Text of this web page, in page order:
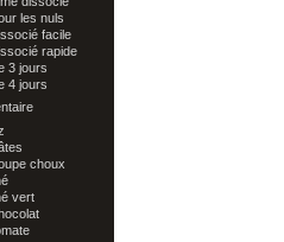
les nuls
facile
rapide
3 jours
4 jours
choux
vert